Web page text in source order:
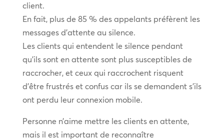
client.
En fait, plus de 85 % des appelants préfèrent les
messages d’attente au silence.
Les clients qui entendent le silence pendant
qu’ils sont en attente sont plus susceptibles de
raccrocher, et ceux qui raccrochent risquent
d’être frustrés et confus car ils se demandent s’ils
ont perdu leur connexion mobile.
Personne n’aime mettre les clients en attente,
mais il est important de reconnaître